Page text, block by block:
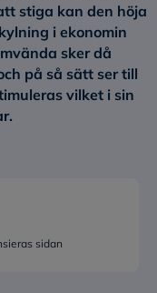
stiga kan den höja
i ekonomin
sker då
på så sätt ser till
vilket i sin
sidan